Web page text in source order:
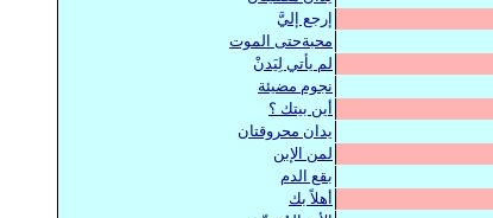
إرجع إليَّ
محبةحتى الموت
لم يأتي لِيَدنْ
نجوم مضيئة
أين بيتك ؟
يدان محروقتان
لمن الإبن
بقع الدم
أهلاً بك